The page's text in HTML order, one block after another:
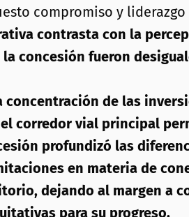
compromiso y
contrasta con la
concesión fueron
de las
corredor vial principal
profundizó las
en materia de
dejando al margen a
para su progreso.